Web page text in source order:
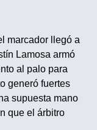
marcador llegó a
Lamosa armó
al palo para
generó fuertes
supuesta mano
que el árbitro